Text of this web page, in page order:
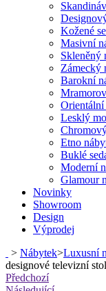
Kožené
Masivní
Skleněný
Zámecký
Barokní
Orientální
Lesklý
Etno
Buklé
Moderní
Glamour
Novinky
Showroom
Design
Výprodej
> Nábytek>Luxusní
designové televizní
Předchozí